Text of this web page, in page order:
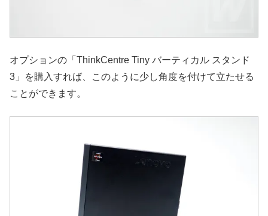
オプションの「ThinkCentre Tiny バーティカル スタンド
3」を購入すれば、このように少し角度を付けて立たせる
ことができます。